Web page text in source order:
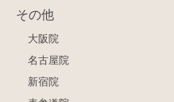
その他
大阪院
名古屋院
新宿院